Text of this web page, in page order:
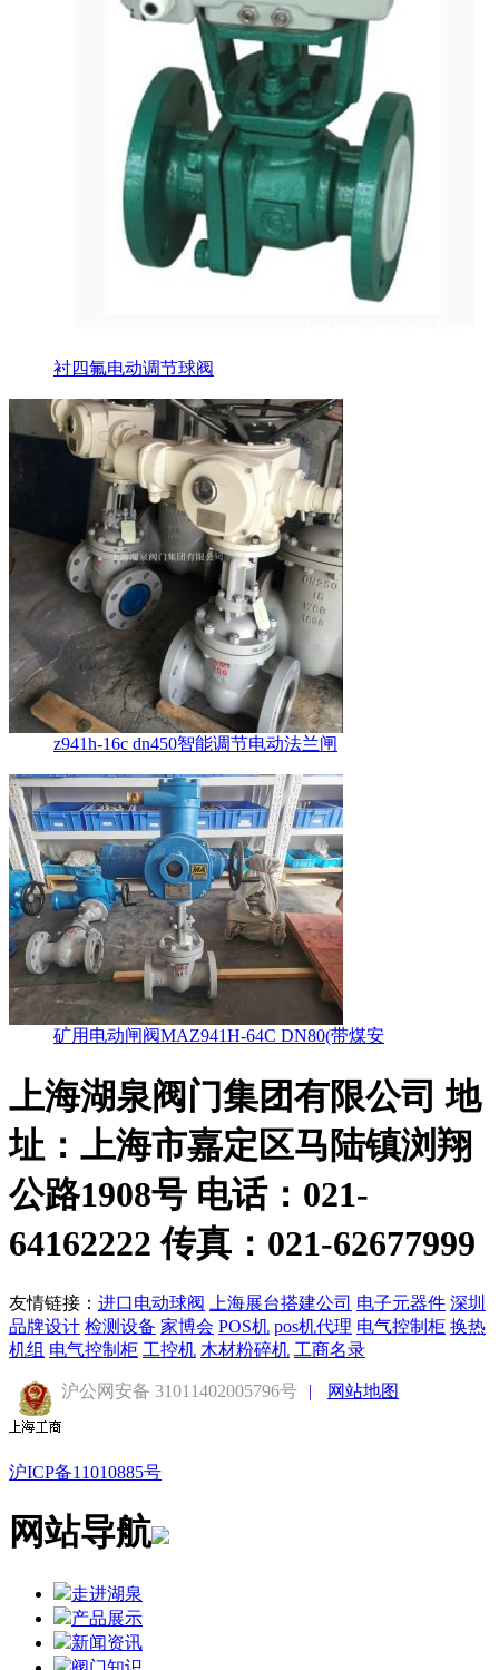
衬四氟电动调节球阀
z941h-16c dn450智能调节电动法兰闸
矿用电动闸阀MAZ941H-64C DN80(带煤安
上海湖泉阀门集团有限公司 地
址：上海市嘉定区马陆镇浏翔
公路1908号 电话：021-
64162222 传真：021-62677999
友情链接： 进口电动球阀 上海展台搭建公司 电子元器件 深圳
品牌设计 检测设备 家博会 POS机 pos机代理 电气控制柜 换热
机组 电气控制柜 工控机 木材粉碎机 工商名录
沪公网安备 31011402005796号 | 网站地图
沪ICP备11010885号
网站导航
走进湖泉
产品展示
新闻资讯